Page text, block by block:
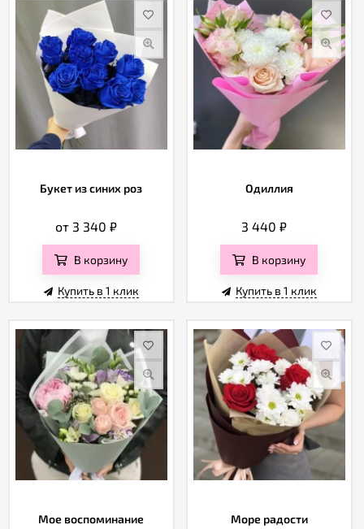
Букет из синих роз
от 3 340₽
В корзину
Купить в 1 клик
Одиллия
3 440₽
В корзину
Купить в 1 клик
Мое воспоминание Море радости